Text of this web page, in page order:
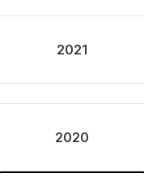
2021
2020